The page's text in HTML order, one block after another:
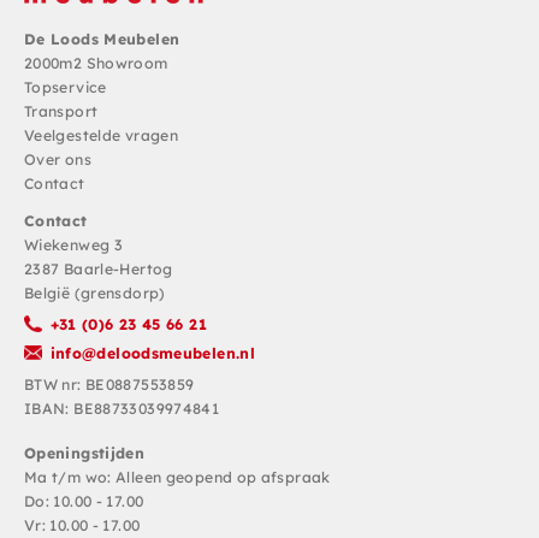
De Loods Meubelen
2000m2 Showroom
Topservice
Transport
Veelgestelde vragen
Over ons
Contact
Contact
Wiekenweg 3
2387 Baarle-Hertog
België (grensdorp)
+31 (0)6 23 45 66 21
info@deloodsmeubelen.nl
BTW nr: BE0887553859
IBAN: BE88733039974841
Openingstijden
Ma t/m wo: Alleen geopend op afspraak
Do: 10.00 - 17.00
Vr: 10.00 - 17.00